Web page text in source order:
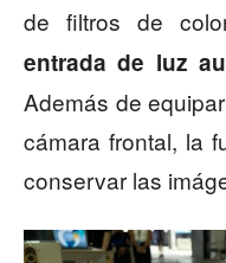
de filtros de
entrada de luz
Además de
cámara frontal, la
conservar las